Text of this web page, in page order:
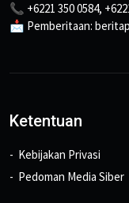
📞 +6221 350 0584,
📩 Pemberitaan:
Ketentuan
Kebijakan Privasi
Pedoman Media Siber